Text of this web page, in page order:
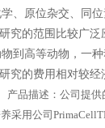
、原位杂交、同
究的范围比较广
到高等动物，一
究的费用相对较经
品描述：公司提供
采用公司